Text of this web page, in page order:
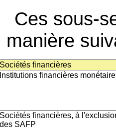
Ces sous-
manière
Sociétés financières
Institutions financières
Sociétés financières, à
des SAFP